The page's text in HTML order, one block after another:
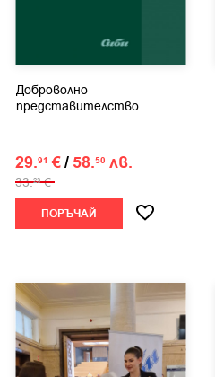
Доброволно
представителство
29.91 €/ 58.50 лв.
33.23 €
ПОРЪЧАЙ